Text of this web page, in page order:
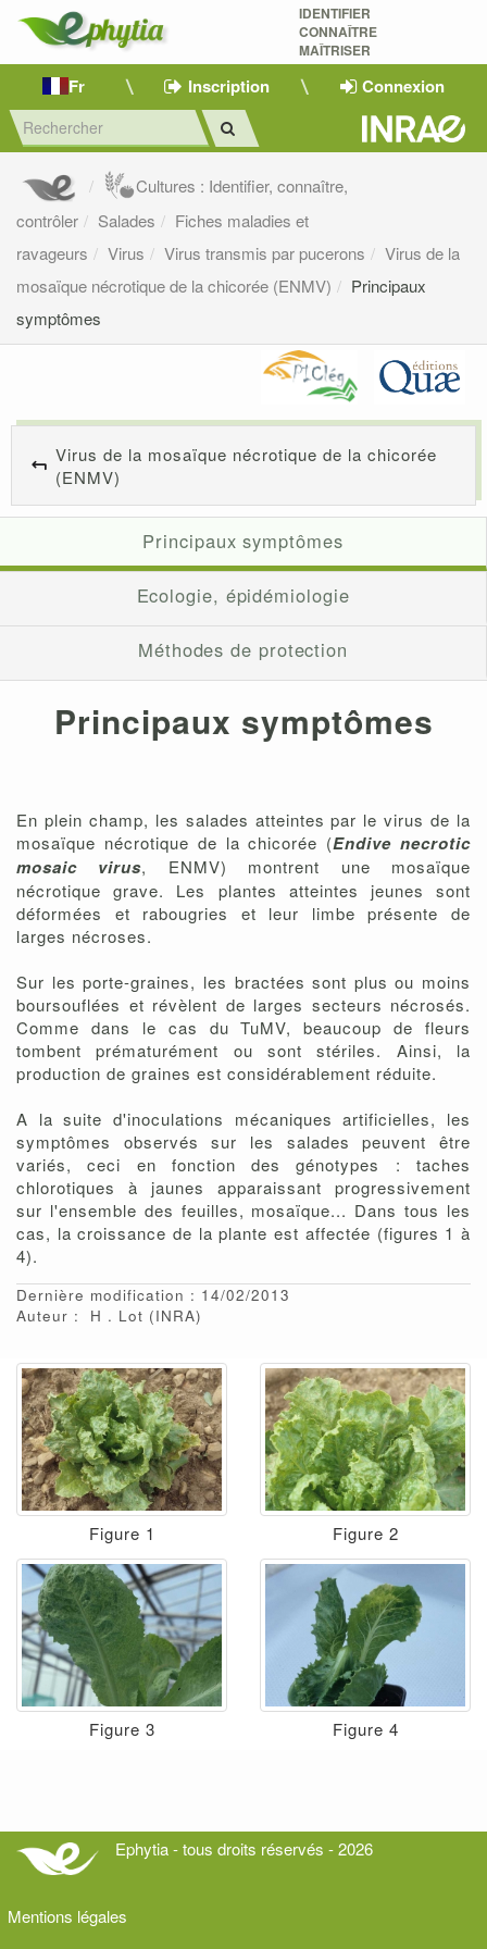
IDENTIFIER
CONNAÎTRE
MAÎTRISER
Fr Inscription Connexion
Cultures : Identifier, connaître,
contrôler
Salades
Fiches maladies et
ravageurs
Virus Virus transmis par pucerons
Virus de la
mosaïque nécrotique de la chicorée (ENMV)
Principaux
symptômes
Virus de la mosaïque nécrotique de la chicorée
(ENMV)
Principaux symptômes
Ecologie, épidémiologie
Méthodes de protection
Principaux symptômes
En plein champ, les salades atteintes par le virus de la
mosaïque nécrotique de la chicorée (Endive necrotic
mosaic virus, ENMV) montrent une mosaïque
nécrotique grave. Les plantes atteintes jeunes sont
déformées et rabougries et leur limbe présente de
larges nécroses.
Sur les porte-graines, les bractées sont plus ou moins
boursouflées et révèlent de larges secteurs nécrosés.
Comme dans le cas du TuMV, beaucoup de fleurs
tombent prématurément ou sont stériles. Ainsi, la
production de graines est considérablement réduite.
A la suite d'inoculations mécaniques artificielles, les
symptômes observés sur les salades peuvent être
variés, ceci en fonction des génotypes : taches
chlorotiques à jaunes apparaissant progressivement
sur l'ensemble des feuilles, mosaïque... Dans tous les
cas, la croissance de la plante est affectée (figures 1 à
4).
Dernière modification : 14/02/2013
Auteur :
H Lot (INRA)
Figure 1 Figure 2
Figure 3 Figure 4
Ephytia - tous droits réservés - 2026
Mentions légales